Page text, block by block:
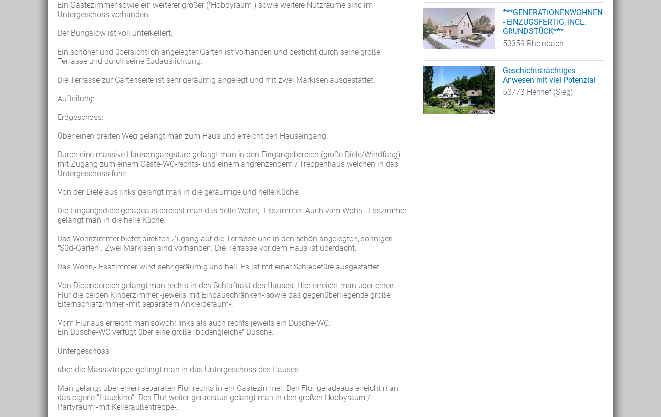
Ein Gästezimmer sowie ein weiterer großer ("Hobbyraum") sowie weitere Nutzräume sind im
Untergeschoss vorhanden.
Der Bungalow ist voll unterkellert.
Ein schöner und übersichtlich angelegter Garten ist vorhanden und besticht durch seine große
Terrasse und durch seine Südausrichtung.
Die Terrasse zur Gartenseite ist sehr geräumig angelegt und mit zwei Markisen ausgestattet.
Aufteilung:
Erdgeschoss:
Über einen breiten Weg gelangt man zum Haus und erreicht den Hauseingang.
Durch eine massive Hauseingangstüre gelangt man in den Eingangsbereich (große Diele/Windfang)
mit Zugang zum einem Gäste-WC-rechts- und einem angrenzendem / Treppenhaus welchen in das
Untergeschoss führt.
Von der Diele aus links gelangt man in die geräumige und helle Küche.
Die Eingangsdiele geradeaus erreicht man das helle Wohn,- Esszimmer. Auch vom Wohn,- Esszimmer
gelangt man in die helle Küche.
Das Wohnzimmer bietet direkten Zugang auf die Terrasse und in den schön angelegten, sonnigen
"Süd-Garten". Zwei Markisen sind vorhanden. Die Terrasse vor dem Haus ist überdacht.
Das Wohn,- Esszimmer wirkt sehr geräumig und hell. Es ist mit einer Schiebetüre ausgestattet.
Von Dielenbereich gelangt man rechts in den Schlaftrakt des Hauses. Hier erreicht man über einen
Flur die beiden Kinderzimmer -jeweils mit Einbauschränken- sowie das gegenüberliegende große
Elternschlafzimmer -mit separatem Ankleideraum-.
Vom Flur aus erreicht man sowohl links als auch rechts jeweils ein Dusche-WC.
Ein Dusche-WC verfügt über eine große "bodengleiche" Dusche.
Untergeschoss:
über die Massivtreppe gelangt man in das Untergeschoss des Hauses.
Man gelangt über einen separaten Flur rechts in ein Gästezimmer. Den Flur geradeaus erreicht man
das eigene "Hauskino". Den Flur weiter geradeaus gelangt man in den großen Hobbyraum /
Partyraum -mit Kelleraußentreppe-.
***GENERATIONENWOHNEN
- EINZUGSFERTIG, INCL.
GRUNDSTÜCK***
53359 Rheinbach
Geschichtsträchtiges
Anwesen mit viel Potenzial
53773 Hennef (Sieg)